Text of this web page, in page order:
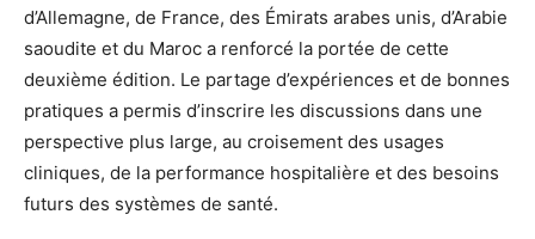
d’Allemagne, de France, des Émirats arabes unis, d’Arabie
saoudite et du Maroc a renforcé la portée de cette
deuxième édition. Le partage d’expériences et de bonnes
pratiques a permis d’inscrire les discussions dans une
perspective plus large, au croisement des usages
cliniques, de la performance hospitalière et des besoins
futurs des systèmes de santé.